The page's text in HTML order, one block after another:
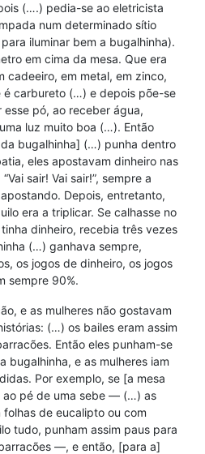
(….) pedia-se ao eletricista
num determinado sítio
iluminar bem a bugalhinha).
em cima da mesa. Que era
cadeeiro, em metal, em zinco,
carbureto (…) e depois põe-se
pó, ao receber água,
luz muito boa (…). Então
bugalhinha] (…) punha dentro
eles apostavam dinheiro nas
sair! Vai sair!”, sempre a
Depois, entretanto,
era a triplicar. Se calhasse no
dinheiro, recebia três vezes
(…) ganhava sempre,
os jogos de dinheiro, os jogos
sempre 90%.
e as mulheres não gostavam
(…) os bailes eram assim
Então eles punham-se
bugalhinha, e as mulheres iam
Por exemplo, se [a mesa
ao pé de uma sebe — (…) as
de eucalipto ou com
tudo, punham assim paus para
—, e então, [para a]